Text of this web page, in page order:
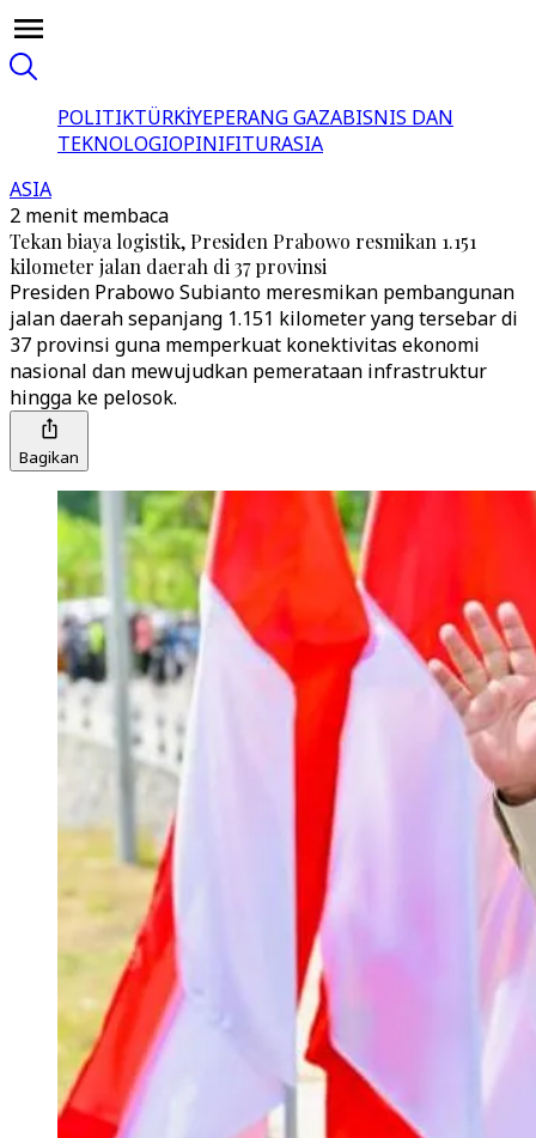
POLITIKTÜRKİYEPERANG GAZABISNIS DAN
TEKNOLOGIOPINIFITURASIA
ASIA
2 menit membaca
Tekan biaya logistik, Presiden Prabowo resmikan 1.151
kilometer jalan daerah di 37 provinsi
Presiden Prabowo Subianto meresmikan pembangunan
jalan daerah sepanjang 1.151 kilometer yang tersebar di
37 provinsi guna memperkuat konektivitas ekonomi
nasional dan mewujudkan pemerataan infrastruktur
hingga ke pelosok.
Bagikan